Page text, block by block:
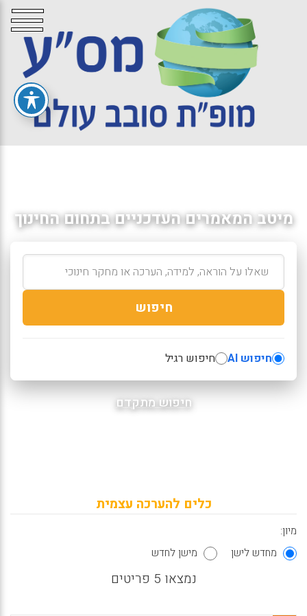
מיטב המאמרים העדכניים בתחום החינוך
חיפוש
חיפוש AI חיפוש רגיל
חיפוש מתקדם
כלים להערכה עצמית
מיון:
מחדש לישן
מישן לחדש
נמצאו 5 פריטים